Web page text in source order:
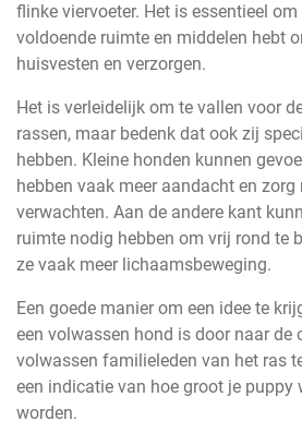
flinke viervoeter. Het is essentieel
voldoende ruimte en middelen hebt
huisvesten en verzorgen.
Het is verleidelijk om te vallen voor
rassen, maar bedenk dat ook zij
hebben. Kleine honden kunnen
hebben vaak meer aandacht en
verwachten. Aan de andere kant
ruimte nodig hebben om vrij rond te
ze vaak meer lichaamsbeweging.
Een goede manier om een idee te
een volwassen hond is door naar de
volwassen familieleden van het ras
een indicatie van hoe groot je puppy
worden.